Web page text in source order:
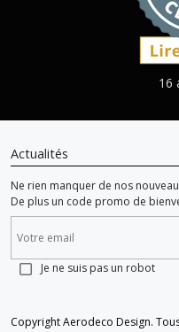
16
Actualités
Ne rien manquer de nos
De plus un code promo de
Je ne suis pas un robot
Copyright Aerodeco Design.